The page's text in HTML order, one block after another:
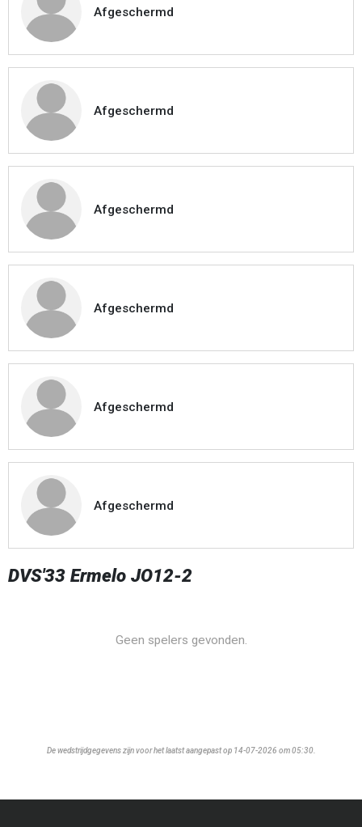
Afgeschermd
Afgeschermd
Afgeschermd
Afgeschermd
Afgeschermd
Afgeschermd
DVS'33 Ermelo JO12-2
Geen spelers gevonden.
De wedstrijdgegevens zijn voor het laatst aangepast op 14-07-2026 om 05:30.